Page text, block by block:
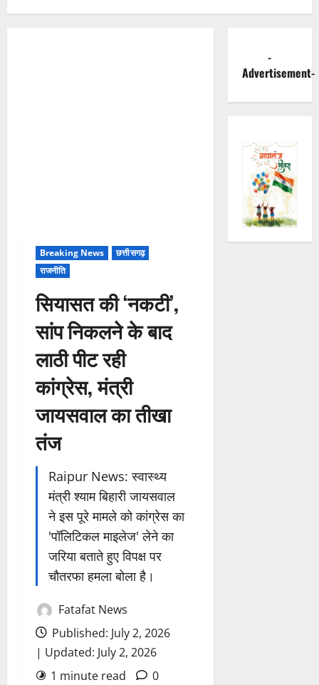
Breaking News
छत्तीसगढ़
राजनीति
सियासत की ‘नकटी’,
सांप निकलने के बाद
लाठी पीट रही
कांग्रेस, मंत्री
जायसवाल का तीखा
तंज
Raipur News: स्वास्थ्य
मंत्री श्याम बिहारी जायसवाल
ने इस पूरे मामले को कांग्रेस का
'पॉलिटिकल माइलेज' लेने का
जरिया बताते हुए विपक्ष पर
चौतरफा हमला बोला है।
Fatafat News
Published: July 2, 2026
| Updated: July 2, 2026
1 minute read
0
-
Advertisement-